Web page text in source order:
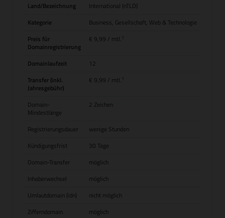
Land/Bezeichnung
International (nTLD)
Kategorie
Business, Gesellschaft, Web & Technologie
Preis für
Domainregistrierung
€ 9,99 / mtl.
Domainlaufzeit
12
Transfer (inkl.
Jahresgebühr)
€ 9,99 / mtl.
Domain-
Mindestlänge
2 Zeichen
Registrierungsdauer
wenige Stunden
Kündigungsfrist
30 Tage
Domain-Transfer
möglich
Inhaberwechsel
möglich
Umlautdomain (idn)
nicht möglich
Zifferndomain
möglich